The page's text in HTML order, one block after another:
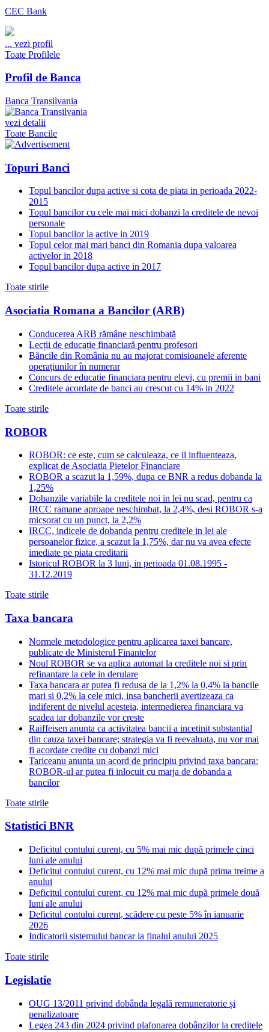
CEC Bank
... vezi profil
Toate Profilele
Profil de Banca
Banca Transilvania
vezi detalii
Toate Bancile
Topuri Banci
Topul bancilor dupa active si cota de piata in perioada 2022-
2015
Topul bancilor cu cele mai mici dobanzi la creditele de nevoi
personale
Topul bancilor la active in 2019
Topul celor mai mari banci din Romania dupa valoarea
activelor in 2018
Topul bancilor dupa active in 2017
Toate stirile
Asociatia Romana a Bancilor (ARB)
Conducerea ARB rămâne neschimbată
Lecții de educație financiară pentru profesori
Băncile din România nu au majorat comisioanele aferente
operațiunilor în numerar
Concurs de educatie financiara pentru elevi, cu premii in bani
Creditele acordate de banci au crescut cu 14% in 2022
Toate stirile
ROBOR
ROBOR: ce este, cum se calculeaza, ce il influenteaza,
explicat de Asociatia Pietelor Financiare
ROBOR a scazut la 1,59%, dupa ce BNR a redus dobanda la
1,25%
Dobanzile variabile la creditele noi in lei nu scad, pentru ca
IRCC ramane aproape neschimbat, la 2,4%, desi ROBOR s-a
micsorat cu un punct, la 2,2%
IRCC, indicele de dobanda pentru creditele in lei ale
persoanelor fizice, a scazut la 1,75%, dar nu va avea efecte
imediate pe piata creditarii
Istoricul ROBOR la 3 luni, in perioada 01.08.1995 -
31.12.2019
Toate stirile
Taxa bancara
Normele metodologice pentru aplicarea taxei bancare,
publicate de Ministerul Finantelor
Noul ROBOR se va aplica automat la creditele noi si prin
refinantare la cele in derulare
Taxa bancara ar putea fi redusa de la 1,2% la 0,4% la bancile
mari si 0,2% la cele mici, insa bancherii avertizeaza ca
indiferent de nivelul acesteia, intermedierea financiara va
scadea iar dobanzile vor creste
Raiffeisen anunta ca activitatea bancii a incetinit substantial
din cauza taxei bancare; strategia va fi reevaluata, nu vor mai
fi acordate credite cu dobanzi mici
Tariceanu anunta un acord de principiu privind taxa bancara:
ROBOR-ul ar putea fi inlocuit cu marja de dobanda a
bancilor
Toate stirile
Statistici BNR
Deficitul contului curent, cu 5% mai mic după primele cinci
luni ale anului
Deficitul contului curent, cu 12% mai mic după prima treime a
anului
Deficitul contului curent, cu 12% mai mic după primele două
luni ale anului
Deficitul contului curent, scădere cu peste 5% în ianuarie
2026
Indicatorii sistemului bancar la finalul anului 2025
Toate stirile
Legislatie
OUG 13/2011 privind dobânda legală remuneratorie și
penalizatoare
Legea 243 din 2024 privind plafonarea dobânzilor la creditele